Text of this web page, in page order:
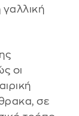
γαλλική
οι
σε